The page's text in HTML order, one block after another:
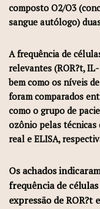
composto O2/O3
sangue autólogo)
A frequência de
relevantes (ROR?t,
bem como os níveis
foram comparados
como o grupo de
ozônio pelas técnicas
real e ELISA,
Os achados
frequência de
expressão de ROR?t